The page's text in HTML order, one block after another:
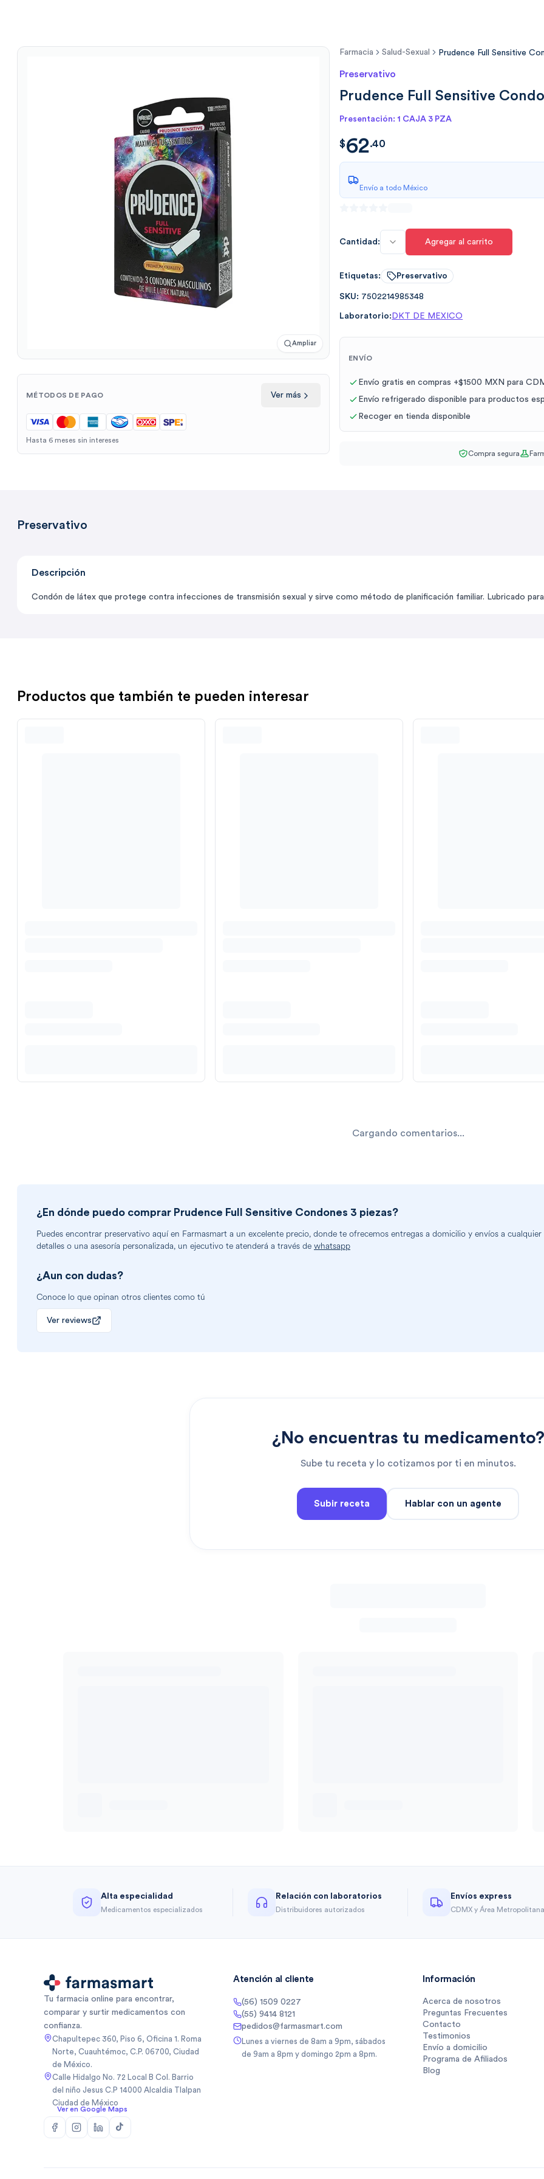
Ampliar
MÉTODOS DE PAGO Ver más
Hasta 6 meses sin intereses
Farmacia Salud-Sexual Prudence Full Sensitive
Preservativo
Prudence Full Sensitive
Presentación: 1 CAJA 3 PZA
$62.40
$62.40
Envío a todo México
Cantidad: Agregar al carrito
Etiquetas: Preservativo
SKU: 7502214985348
Laboratorio: DKT DE MEXICO
ENVÍO
Envío gratis en compras +$1500 MXN para
Envío refrigerado disponible para productos
Recoger en tienda disponible
Compra segura
Preservativo
Descripción
Condón de látex que protege contra infecciones de transmisión sexual y sirve como método de planificación familiar. Lubricado para
Productos que también te pueden interesar
Cargando comentarios...
¿En dónde puedo comprar Prudence Full Sensitive Condones 3 piezas?
Puedes encontrar preservativo aquí en Farmasmart a un excelente precio, donde te ofrecemos entregas a domicilio y envíos a cualquier
detalles o una asesoría personalizada, un ejecutivo te atenderá a través de whatsapp
¿Aun con dudas?
Conoce lo que opinan otros clientes como tú
Ver reviews
¿No encuentras tu medicamento?
Sube tu receta y lo cotizamos por ti en minutos.
Subir receta Hablar con un agente
Alta especialidad
Medicamentos especializados
Relación con laboratorios
Distribuidores autorizados
Envíos express
CDMX y Área Metropolitana
Tu farmacia online para encontrar,
comparar y surtir medicamentos con
confianza.
Chapultepec 360, Piso 6, Oficina 1. Roma
Norte, Cuauhtémoc, C.P. 06700, Ciudad
de México.
Calle Hidalgo No. 72 Local B Col. Barrio
del niño Jesus C.P 14000 Alcaldia Tlalpan
Ciudad de México
Ver en Google Maps
Atención al cliente
(56) 1509 0227
(55) 9414 8121
pedidos@farmasmart.com
Lunes a viernes de 8am a 9pm, sábados
de 9am a 8pm y domingo 2pm a 8pm.
Información
Acerca de nosotros
Preguntas Frecuentes
Contacto
Testimonios
Envío a domicilio
Programa de Afiliados
Blog